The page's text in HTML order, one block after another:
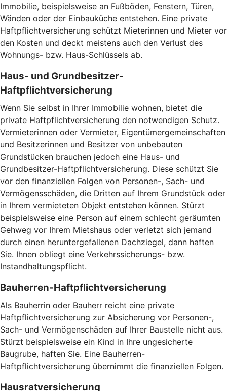
Immobilie, beispielsweise an Fußböden, Fenstern, Türen,
Wänden oder der Einbauküche entstehen. Eine private
Haftpflichtversicherung schützt Mieterinnen und Mieter vor
den Kosten und deckt meistens auch den Verlust des
Wohnungs- bzw. Haus-Schlüssels ab.
Haus- und Grundbesitzer-
Haftpflichtversicherung
Wenn Sie selbst in Ihrer Immobilie wohnen, bietet die
private Haftpflichtversicherung den notwendigen Schutz.
Vermieterinnen oder Vermieter, Eigentümergemeinschaften
und Besitzerinnen und Besitzer von unbebauten
Grundstücken brauchen jedoch eine Haus- und
Grundbesitzer-Haftpflichtversicherung. Diese schützt Sie
vor den finanziellen Folgen von Personen-, Sach- und
Vermögensschäden, die Dritten auf Ihrem Grundstück oder
in Ihrem vermieteten Objekt entstehen können. Stürzt
beispielsweise eine Person auf einem schlecht geräumten
Gehweg vor Ihrem Mietshaus oder verletzt sich jemand
durch einen heruntergefallenen Dachziegel, dann haften
Sie. Ihnen obliegt eine Verkehrssicherungs- bzw.
Instandhaltungspflicht.
Bauherren-Haftpflichtversicherung
Als Bauherrin oder Bauherr reicht eine private
Haftpflichtversicherung zur Absicherung vor Personen-,
Sach- und Vermögenschäden auf Ihrer Baustelle nicht aus.
Stürzt beispielsweise ein Kind in Ihre ungesicherte
Baugrube, haften Sie. Eine Bauherren-
Haftpflichtversicherung übernimmt die finanziellen Folgen.
Hausratversicherung